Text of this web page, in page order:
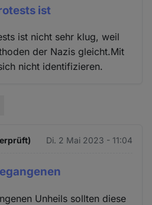
ist
ist nicht sehr klug, weil
der Nazis gleicht.Mit
nicht identifizieren.
Di. 2 Mai 2023 - 11:04
Unheils sollten diese